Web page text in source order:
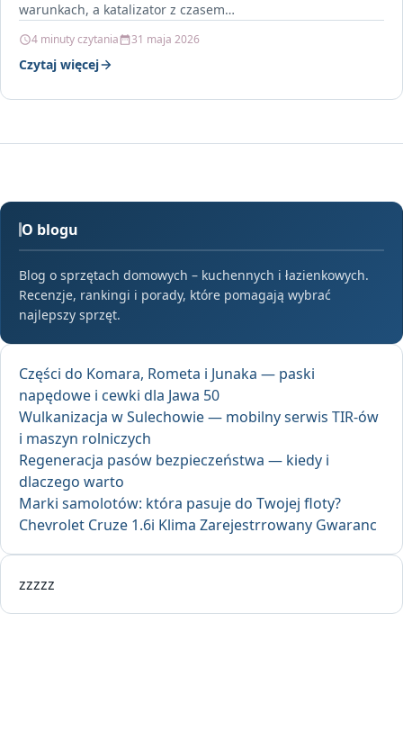
warunkach, a katalizator z czasem…
4 minuty czytania 31 maja 2026
Czytaj więcej
O blogu
Blog o sprzętach domowych – kuchennych i łazienkowych.
Recenzje, rankingi i porady, które pomagają wybrać
najlepszy sprzęt.
Części do Komara, Rometa i Junaka — paski
napędowe i cewki dla Jawa 50
Wulkanizacja w Sulechowie — mobilny serwis TIR-ów
i maszyn rolniczych
Regeneracja pasów bezpieczeństwa — kiedy i
dlaczego warto
Marki samolotów: która pasuje do Twojej floty?
Chevrolet Cruze 1.6i Klima Zarejestrrowany Gwaranc
zzzzz